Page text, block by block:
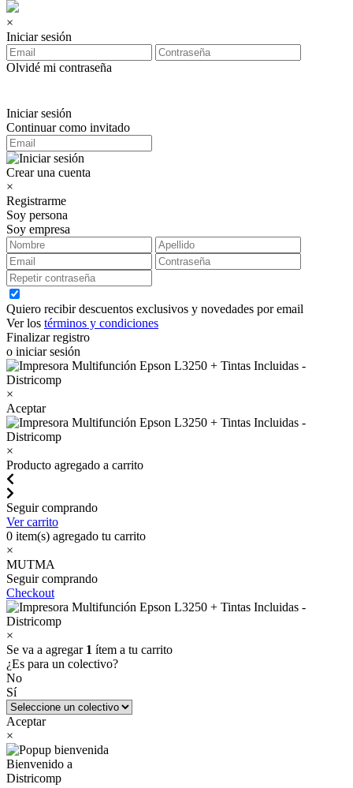
×
Iniciar sesión
Olvidé mi contraseña
Iniciar sesión
Continuar como invitado
Crear una cuenta
×
Registrarme
Soy persona
Soy empresa
Quiero recibir descuentos exclusivos y novedades por email
Ver los términos y condiciones
Finalizar registro
o iniciar sesión
×
Aceptar
×
Producto agregado a carrito
Seguir comprando
Ver carrito
0 item(s) agregado tu carrito
×
MUTMA
Seguir comprando
Checkout
×
Se va a agregar 1 ítem a tu carrito
¿Es para un colectivo?
No
Sí
Aceptar
×
Bienvenido a
Districomp